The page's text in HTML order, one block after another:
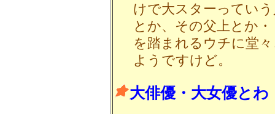
けで大スターってい
とか、その父上とか
を踏まれるウチに堂
ようですけど。
大俳優・大女優とわ